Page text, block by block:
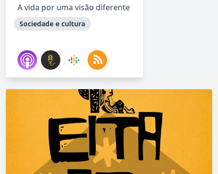
A vida por uma visão diferente
Sociedade e cultura